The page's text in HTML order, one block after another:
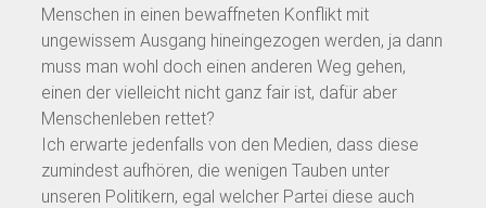
Menschen in einen bewaffneten Konflikt mit
ungewissem Ausgang hineingezogen werden, ja dann
muss man wohl doch einen anderen Weg gehen,
einen der vielleicht nicht ganz fair ist, dafür aber
Menschenleben rettet?
Ich erwarte jedenfalls von den Medien, dass diese
zumindest aufhören, die wenigen Tauben unter
unseren Politikern, egal welcher Partei diese auch